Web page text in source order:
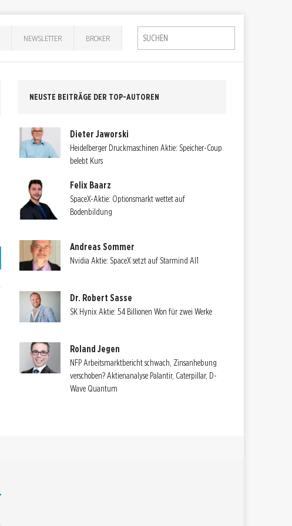
NEWSLETTER BROKER
NEUSTE BEITRÄGE DER TOP-AUTOREN
Dieter Jaworski
Heidelberger Druckmaschinen Aktie: Speicher-Coup
belebt Kurs
Felix Baarz
SpaceX-Aktie: Optionsmarkt wettet auf
Bodenbildung
Andreas Sommer
Nvidia Aktie: SpaceX setzt auf Starmind AI1
Dr. Robert Sasse
SK Hynix Aktie: 54 Billionen Won für zwei Werke
Roland Jegen
NFP Arbeitsmarktbericht schwach, Zinsanhebung
verschoben? Aktienanalyse Palantir, Caterpillar, D-
Wave Quantum